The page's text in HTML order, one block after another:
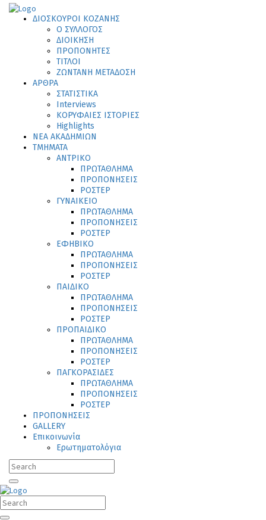
ΔΙΟΣΚΟΥΡΟΙ ΚΟΖΑΝΗΣ
Ο ΣΥΛΛΟΓΟΣ
ΔΙΟΙΚΗΣΗ
ΠΡΟΠΟΝΗΤΕΣ
ΤΙΤΛΟΙ
ΖΩΝΤΑΝΗ ΜΕΤΑΔΟΣΗ
ΑΡΘΡΑ
ΣΤΑΤΙΣΤΙΚΑ
Interviews
ΚΟΡΥΦΑΙΕΣ ΙΣΤΟΡΙΕΣ
Highlights
ΝΕΑ ΑΚΑΔΗΜΙΩΝ
ΤΜΗΜΑΤΑ
ΑΝΤΡΙΚΟ
ΠΡΩΤΑΘΛΗΜΑ
ΠΡΟΠΟΝΗΣΕΙΣ
ΡΟΣΤΕΡ
ΓΥΝΑΙΚΕΙΟ
ΠΡΩΤΑΘΛΗΜΑ
ΠΡΟΠΟΝΗΣΕΙΣ
ΡΟΣΤΕΡ
ΕΦΗΒΙΚΟ
ΠΡΩΤΑΘΛΗΜΑ
ΠΡΟΠΟΝΗΣΕΙΣ
ΡΟΣΤΕΡ
ΠΑΙΔΙΚΟ
ΠΡΩΤΑΘΛΗΜΑ
ΠΡΟΠΟΝΗΣΕΙΣ
ΡΟΣΤΕΡ
ΠΡΟΠΑΙΔΙΚΟ
ΠΡΩΤΑΘΛΗΜΑ
ΠΡΟΠΟΝΗΣΕΙΣ
ΡΟΣΤΕΡ
ΠΑΓΚΟΡΑΣΙΔΕΣ
ΠΡΩΤΑΘΛΗΜΑ
ΠΡΟΠΟΝΗΣΕΙΣ
ΡΟΣΤΕΡ
ΠΡΟΠΟΝΗΣΕΙΣ
GALLERY
Επικοινωνία
Ερωτηματολόγια